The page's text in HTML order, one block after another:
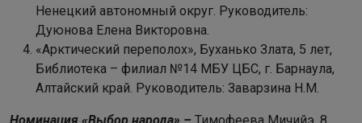
Ненецкий автономный округ. Руководитель:
Дуюнова Елена Викторовна.
«Арктический переполох», Буханько Злата, 5 лет,
Библиотека – филиал №14 МБУ ЦБС, г. Барнаула,
Алтайский край. Руководитель: Заварзина Н.М.
Номинация «Выбор народа» – Тимофеева Мичийэ, 8